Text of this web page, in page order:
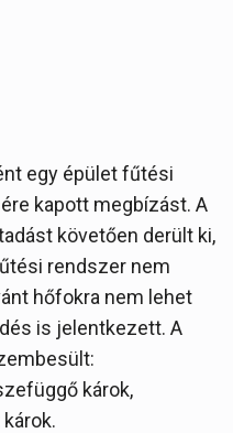
egy épület fűtési
kapott megbízást. A
követően derült ki,
rendszer nem
hőfokra nem lehet
is jelentkezett. A
károk,